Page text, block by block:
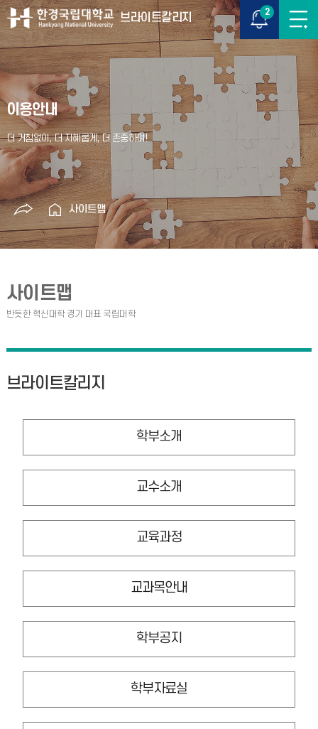
브라이트칼리지 2
이용안내
사이트맵
사이트맵
브라이트칼리지
학부소개
교수소개
교육과정
교과목안내
학부공지
학부자료실